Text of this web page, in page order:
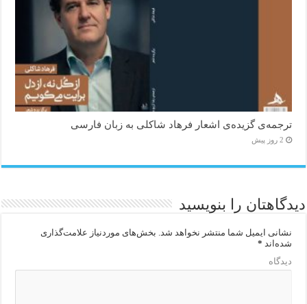
ترجمه‌ی گزیده‌‌ی اشعار فرهاد شاکلی به زبان فارسی
2 روز پیش
دیدگاهتان را بنویسید
نشانی ایمیل شما منتشر نخواهد شد. بخش‌های موردنیاز علامت‌گذاری
شده‌اند *
دیدگاه